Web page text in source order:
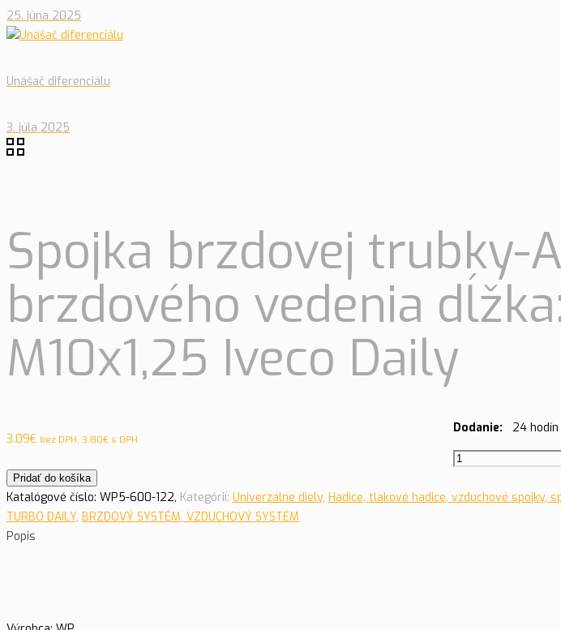
25. júna 2025
Unášač diferenciálu
3. júla 2025
Spojka brzdovej trubky-
brzdového vedenia
M10x1,25 Iveco Daily
3.09€ bez DPH, 3.80€ s DPH
Dodanie:
24 hodín
množstvo
brzdovej
Pridať do košíka
Katalógové číslo: WP5-600-122, Kategórií: Univerzálne diely, Hadice, tlakové hadice, vzduchové spojky,
TURBO DAILY, BRZDOVÝ SYSTÉM, VZDUCHOVÝ SYSTÉM
Popis